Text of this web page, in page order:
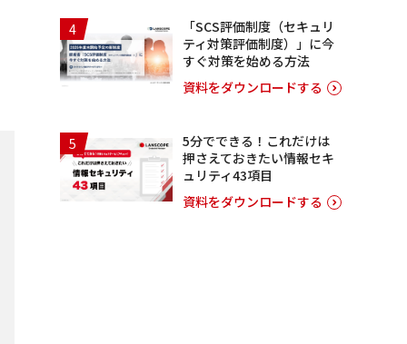
4
「SCS評価制度（セキュリ
ティ対策評価制度）」に今
すぐ対策を始める方法
資料をダウンロードする
5
5分でできる！これだけは
押さえておきたい情報セキ
ュリティ43項目
資料をダウンロードする